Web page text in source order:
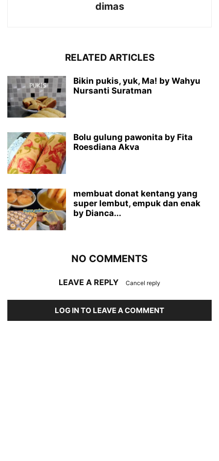
dimas
RELATED ARTICLES
Bikin pukis, yuk, Ma! by Wahyu
Nursanti Suratman
Bolu gulung pawonita by Fita
Roesdiana Akva
membuat donat kentang yang
super lembut, empuk dan enak
by Dianca...
NO COMMENTS
LEAVE A REPLY Cancel reply
LOG IN TO LEAVE A COMMENT